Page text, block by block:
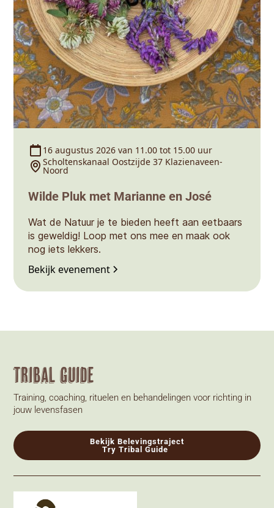
16 augustus 2026 van 11.00 tot 15.00 uur
Scholtenskanaal Oostzijde 37 Klazienaveen-
Noord
Wilde Pluk met Marianne en José
Wat de Natuur je te bieden heeft aan eetbaars
is geweldig! Loop met ons mee en maak ook
nog iets lekkers.
Bekijk evenement
Tribal Guide
Training, coaching, rituelen en behandelingen voor richting in
jouw levensfasen
Bekijk Belevingstraject
Try Tribal Guide